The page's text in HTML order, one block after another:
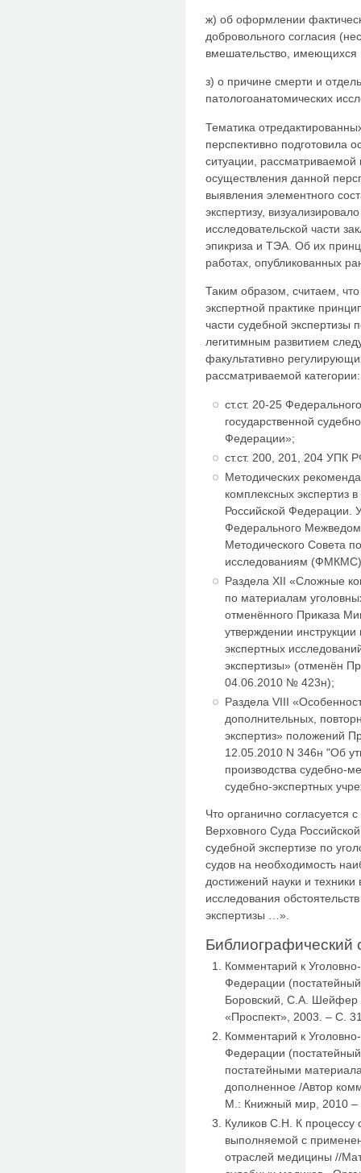
ж) об оформлении
добровольного согласия
вмешательство, имеющихся
з) о причине смерти и
патологоанатомических
Тематика
перспективно подготовила
ситуации,
осуществления данной
выявления элементного
экспертизу,
исследовательской части
эпикриза и ТЭА. Об их
работах, опубликованных
Таким образом, считаем,
экспертной практике
части судебной
легитимным развитием
факультативно
рассматриваемой категории:
ст.ст. 20-25
государственной
Федерации»;
ст.ст. 200, 201, 204 УПК
Методических
комплексных экспертиз
Российской Федерации.
Федерального
Методического Совета
исследованиям (ФМКМС)
Раздела XII «Сложные
по материалам
отменённого Приказа
утверждении
экспертных
экспертизы» (отменён
04.06.2010 № 423н);
Раздела VIII
дополнительных,
экспертиз» положений
12.05.2010 N 346н "Об
производства судебно-
судебно-экспертных
Что органично
Верховного Суда
судебной экспертизе по
судов на необходимость
достижений науки и техники
исследования
экспертизы …».
Библиографический
Комментарий к
Федерации
Боровский, С.А. Шейфер
«Проспект», 2003. – С.
Комментарий к
Федерации
постатейными
дополненное /Автор
М.: Книжный мир, 2010 –
Куликов С.Н. К процессу
выполняемой с
отраслей медицины //